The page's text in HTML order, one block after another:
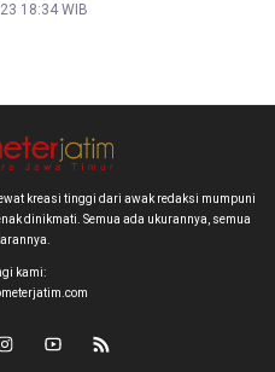
18:34 WIB
kreasi tinggi dari awak redaksi mumpuni
dinikmati. Semua ada ukurannya, semua
kami: